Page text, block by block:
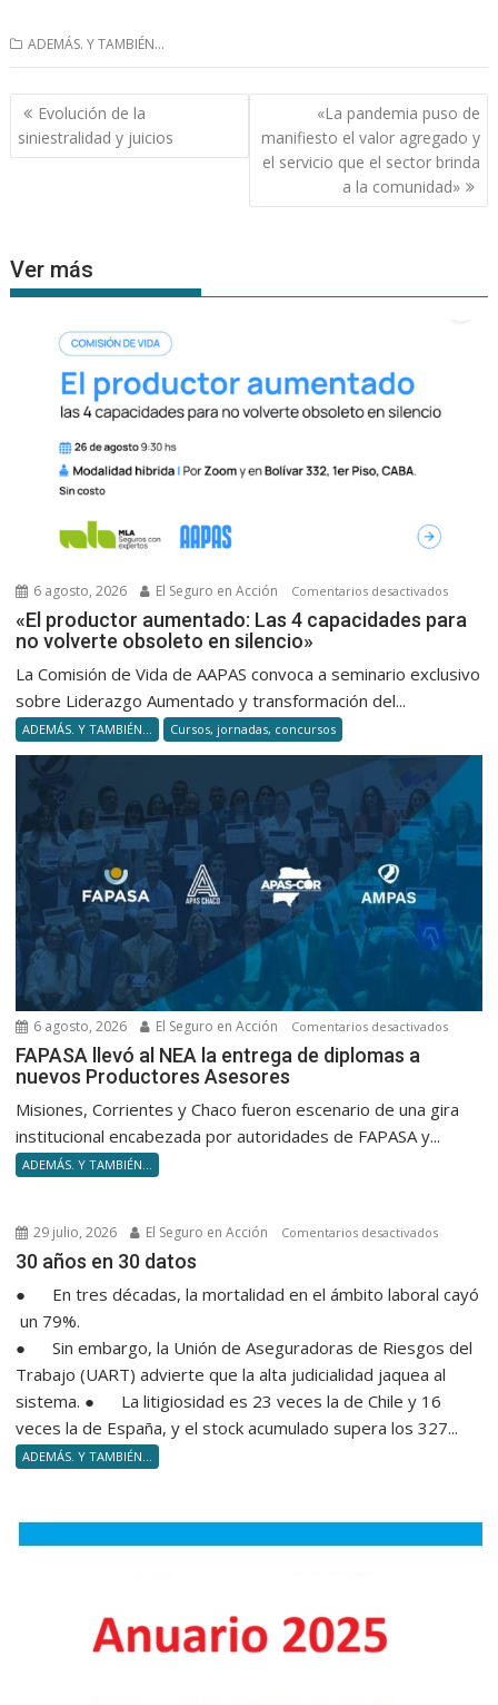
ADEMÁS. Y TAMBIÉN...
Navegación
de
entradas
Evolución de la
siniestralidad y juicios
«La pandemia puso de
manifiesto el valor agregado y
el servicio que el sector brinda
a la comunidad»
Ver más
6 agosto, 2026 El Seguro en Acción Comentarios desactivadosen
«El
para
no
volverte
en
«El productor aumentado: Las 4 capacidades para
no volverte obsoleto en silencio»
La Comisión de Vida de AAPAS convoca a seminario exclusivo
sobre Liderazgo Aumentado y transformación del...
ADEMÁS. Y TAMBIÉN... Cursos, jornadas, concursos
6 agosto, 2026 El Seguro en Acción Comentarios desactivadosen
FAPASA llevó al NEA la entrega de diplomas a
nuevos Productores Asesores
Misiones, Corrientes y Chaco fueron escenario de una gira
institucional encabezada por autoridades de FAPASA y...
ADEMÁS. Y TAMBIÉN...
29 julio, 2026 El Seguro en Acción Comentarios desactivadosen
30 años en 30 datos
● En tres décadas, la mortalidad en el ámbito laboral cayó
un 79%.
● Sin embargo, la Unión de Aseguradoras de Riesgos del
Trabajo (UART) advierte que la alta judicialidad jaquea al
sistema. ● La litigiosidad es 23 veces la de Chile y 16
veces la de España, y el stock acumulado supera los 327...
ADEMÁS. Y TAMBIÉN...